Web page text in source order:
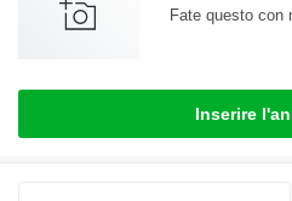
Fate questo con
Inserire